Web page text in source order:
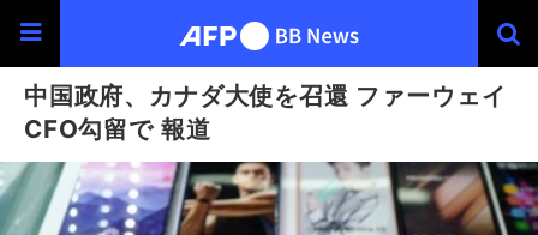
中国政府、カナダ大使を召還 ファーウェイ
CFO勾留で 報道